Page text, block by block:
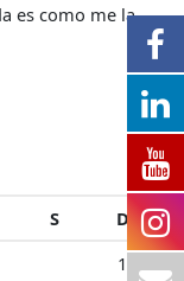
es como me la
S
D
1